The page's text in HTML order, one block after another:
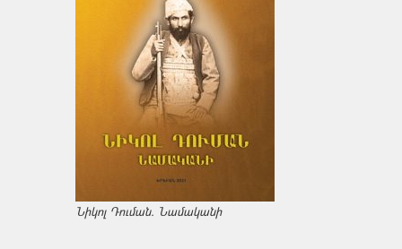
Նիկոլ Դուման. Նամականի